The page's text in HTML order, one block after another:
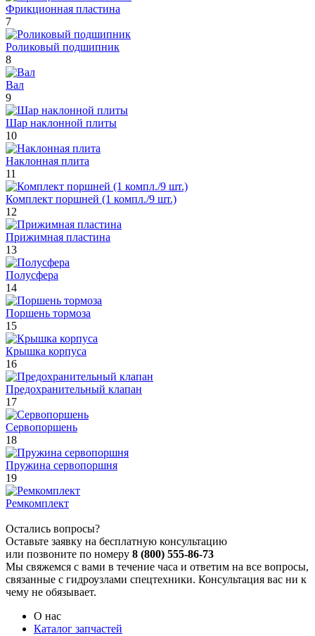
Фрикционная пластина
7
Роликовый подшипник
8
Вал
9
Шар наклонной плиты
10
Наклонная плита
11
Комплект поршней (1 компл./9 шт.)
12
Прижимная пластина
13
Полусфера
14
Поршень тормоза
15
Крышка корпуса
16
Предохранительный клапан
17
Сервопоршень
18
Пружина сервопоршня
19
Ремкомплект
Остались вопросы?
Оставьте заявку на бесплатную консультацию
или позвоните по номеру 8 (800) 555-86-73
Мы свяжемся с вами в течение часа и ответим на все вопросы,
связанные с гидроузлами спецтехники. Консультация вас ни к
чему не обязывает.
О нас
Каталог запчастей